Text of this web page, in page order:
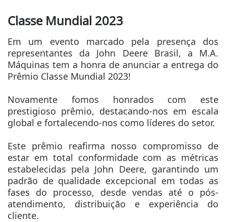
Classe Mundial 2023
Em um evento marcado pela presença dos
representantes da John Deere Brasil, a M.A.
Máquinas tem a honra de anunciar a entrega do
Prêmio Classe Mundial 2023!
Novamente fomos honrados com este
prestigioso prêmio, destacando-nos em escala
global e fortalecendo-nos como líderes do setor.
Este prêmio reafirma nosso compromisso de
estar em total conformidade com as métricas
estabelecidas pela John Deere, garantindo um
padrão de qualidade excepcional em todas as
fases do processo, desde vendas até o pós-
atendimento, distribuição e experiência do
cliente.